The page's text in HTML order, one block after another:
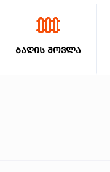
ᲑᲐᲦᲘᲡ ᲛᲝᲕᲚᲐ